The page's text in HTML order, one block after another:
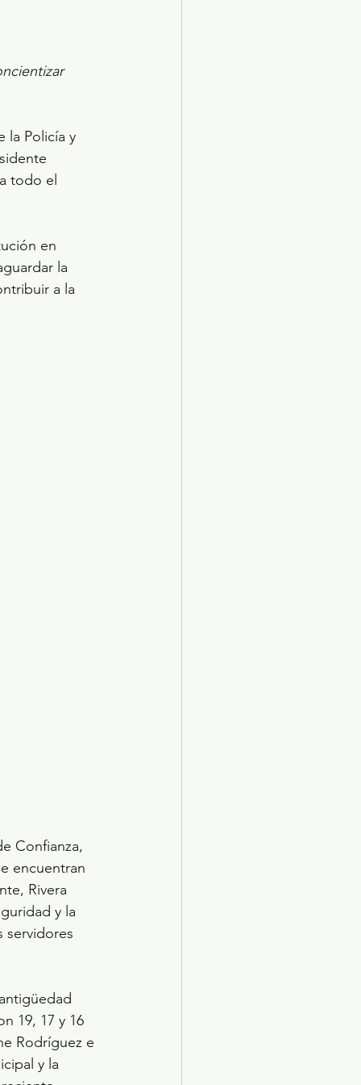
la Policía y
todo el
en
la
a la
Confianza,
encuentran
Rivera
y la
servidores
19, 17 y 16
Rodríguez e
y la